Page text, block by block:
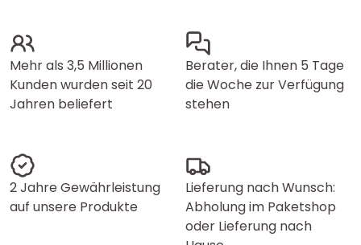
Mehr als 3,5 Millionen
Kunden wurden seit 20
Jahren beliefert
Berater, die Ihnen 5 Tage
die Woche zur Verfügung
stehen
2 Jahre Gewährleistung
auf unsere Produkte
Lieferung nach Wunsch:
Abholung im Paketshop
oder Lieferung nach